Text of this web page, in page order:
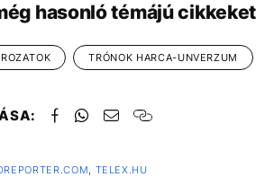
hasonló témájú cikkeket
TRÓNOK HARCA-UNVERZUM
, TELEX.HU